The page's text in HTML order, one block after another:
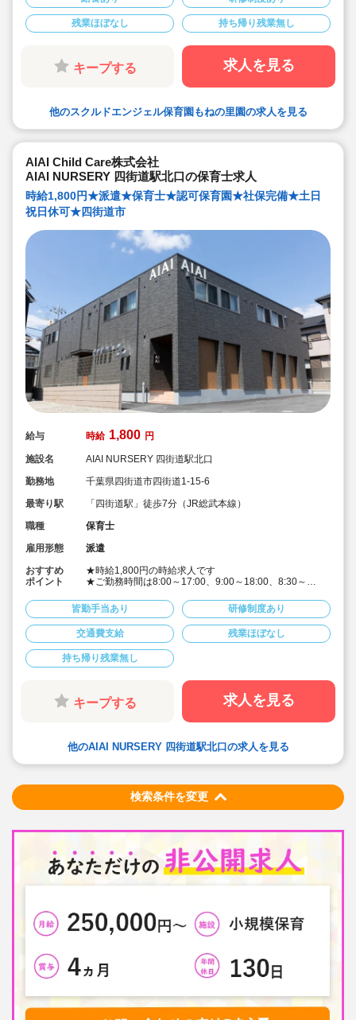
◆皆勤手当あり♪
◆派遣でのお仕事
◆リトミック・幼児体育、世界で通用する語学力の基本
質の高い幼児教育プログラムを提供しております。
残業ほぼなし 持ち帰り残業無し
キープする 求人を見る
他のスクルドエンジェル保育園もねの里園の求人を見る
AIAI Child Care株式会社
AIAI NURSERY 四街道駅北口の保育士求人
時給1,800円★派遣★保育士★認可保育園★社保完備★土日
祝日休可★四街道市
給与 時給 1,800 円
施設名
AIAI NURSERY 四街道駅北口
勤務地
千葉県四街道市四街道1-15-6
最寄り駅
「四街道駅」徒歩7分（JR総武本線）
職種
保育士
雇用形態
派遣
おすすめ
ポイント
★時給1,800円の時給求人です
★ご勤務時間は8:00～17:00、9:00～18:00、8:30～
歓迎です
★早番、遅番で勤務したいなど。時間帯は柔軟にご相談
ください
★派遣スタッフの受け入れに慣れている園になりますの
で安心です
★保育士専任のコンサルタントがあなたの派遣就業を安
心サポートいたします
★英語は遊びを通して専任講師が年齢に応じて対応して
います。異文化にふれることで社会性や国際理解を深め
ています
★食育プログラムとして、食糧生産から消費までの過程
を体験することで、食や健康に対する興味を引き出して
★60名定員など中規模園を中心に「もう一つの家」をコ
の方とのやり取り等を効率化されています
★子どもたち一人一人と向き合った保育を実施していま
皆勤手当あり 研修制度あり
交通費支給 残業ほぼなし
持ち帰り残業無し
キープする 求人を見る
他のAIAI NURSERY 四街道駅北口の求人を見る
検索条件を変更